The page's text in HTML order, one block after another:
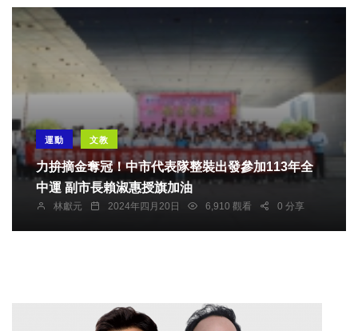
運動 文教
力拚摘金奪冠！中市代表隊整裝出發參加113年全
中運 副市長賴淑惠授旗加油
林獻元 2024年四月20日 6,910 觀看 0 分享